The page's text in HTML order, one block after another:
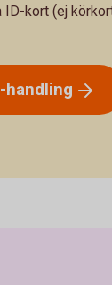
kort (ej
handling